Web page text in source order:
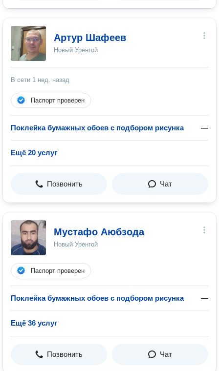
Артур Шафеев
Новый Уренгой
В сети 1 нед. назад
Паспорт проверен
Поклейка бумажных обоев с подбором рисунка —
Ещё 20 услуг
Позвонить Чат
Мустафо Аюбзода
Новый Уренгой
Паспорт проверен
Поклейка бумажных обоев с подбором рисунка —
Ещё 36 услуг
Позвонить Чат